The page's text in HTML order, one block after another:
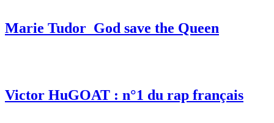
Marie Tudor_God save the Queen
Victor HuGOAT : n°1 du rap français